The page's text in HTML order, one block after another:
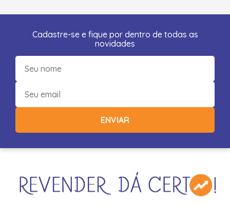
Cadastre-se e fique por dentro de todas as
novidades
ENVIAR